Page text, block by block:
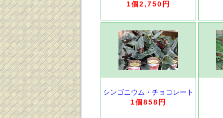
1個2,750円
シンゴニウム・チョコレート
1個858円